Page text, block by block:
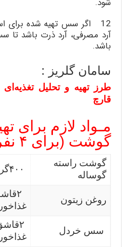
شود.
12 اگر سس تهیه شده برای
آرد مصرفی، آرد ذرت باشد تا
باشد.
سامان گلریز :
طرز تهیه و تحلیل
قارچ
مـواد لازم برای
گوشت (برای ۴ نفر)
گوشت راسته
گوساله
روغن زیتون
سس خردل